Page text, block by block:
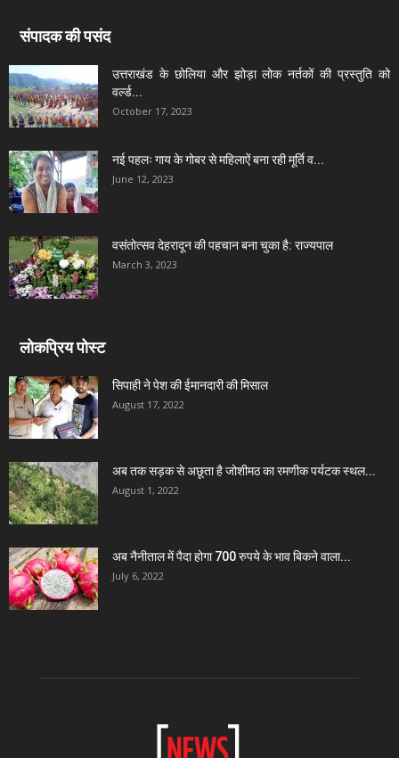
संपादक की पसंद
उत्तराखंड के छोलिया और झोड़ा लोक नर्तकों की प्रस्तुति को
वर्ल्ड...
October 17, 2023
नई पहलः गाय के गोबर से महिलाऐं बना रही मूर्ति व...
June 12, 2023
वसंतोत्सव देहरादून की पहचान बना चुका है: राज्यपाल
March 3, 2023
लोकप्रिय पोस्ट
सिपाही ने पेश की ईमानदारी की मिसाल
August 17, 2022
अब तक सड़क से अछूता है जोशीमठ का रमणीक पर्यटक स्थल...
August 1, 2022
अब नैनीताल में पैदा होगा 700 रुपये के भाव बिकने वाला...
July 6, 2022